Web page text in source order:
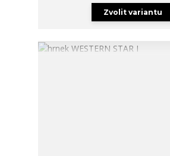
Zvolit variantu